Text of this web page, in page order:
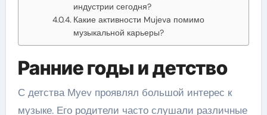
индустрии сегодня?
Какие активности Mujeva помимо
музыкальной карьеры?
Ранние годы и детство
С детства Муеv проявлял большой интерес к
музыке. Его родители часто слушали различные